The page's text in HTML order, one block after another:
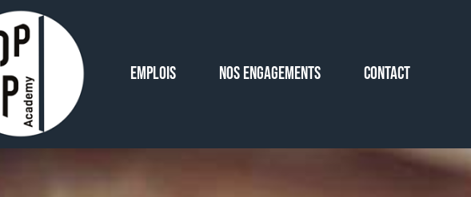
EMPLOIS NOS ENGAGEMENTS CONTACT